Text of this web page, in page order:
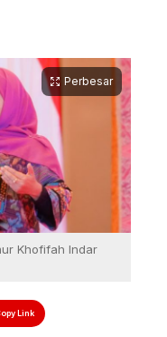
Perbesar
Khofifah Indar
Link